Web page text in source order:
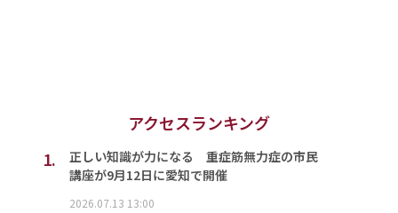
アクセスランキング
1.
正しい知識が力になる 重症筋無力症の市民
講座が9月12日に愛知で開催
2026.07.13 13:00